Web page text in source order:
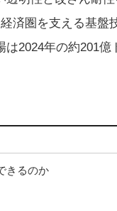
済圏を支える基盤
2024年の約201億
きるのか